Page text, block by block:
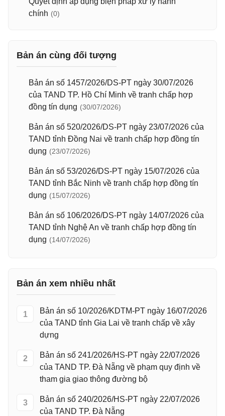
chính (0)
Bản án cùng đối tượng
Bản án số 1457/2026/DS-PT ngày 30/07/2026
của TAND TP. Hồ Chí Minh về tranh chấp hợp
đồng tín dụng (30/07/2026)
Bản án số 520/2026/DS-PT ngày 23/07/2026 của
TAND tỉnh Đồng Nai về tranh chấp hợp đồng tín
dụng (23/07/2026)
Bản án số 53/2026/DS-PT ngày 15/07/2026 của
TAND tỉnh Bắc Ninh về tranh chấp hợp đồng tín
dụng (15/07/2026)
Bản án số 106/2026/DS-PT ngày 14/07/2026 của
TAND tỉnh Nghệ An về tranh chấp hợp đồng tín
dụng (14/07/2026)
Bản án xem nhiều nhất
1
Bản án số 10/2026/KDTM-PT ngày 16/07/2026
của TAND tỉnh Gia Lai về tranh chấp về xây
dựng
2
Bản án số 241/2026/HS-PT ngày 22/07/2026
của TAND TP. Đà Nẵng về phạm quy định về
tham gia giao thông đường bộ
3
Bản án số 240/2026/HS-PT ngày 22/07/2026
của TAND TP. Đà Nẵng